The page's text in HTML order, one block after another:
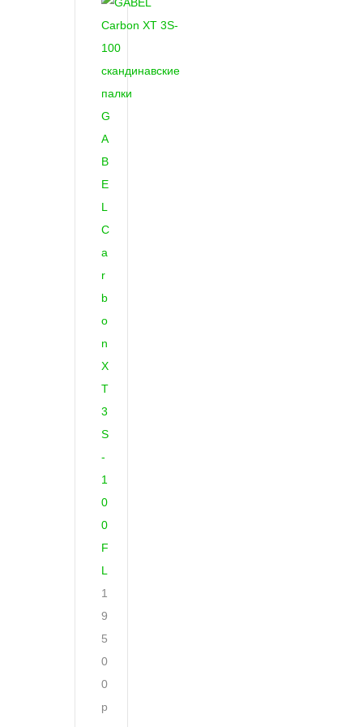
G
A
B
E
L
C
a
r
b
o
n
X
T
3
S
-
1
0
0
F
L
1
9
5
0
0
р